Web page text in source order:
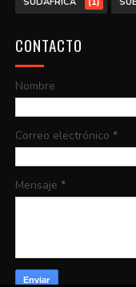
CONTACTO
Nombre
Correo electrónico *
Mensaje *